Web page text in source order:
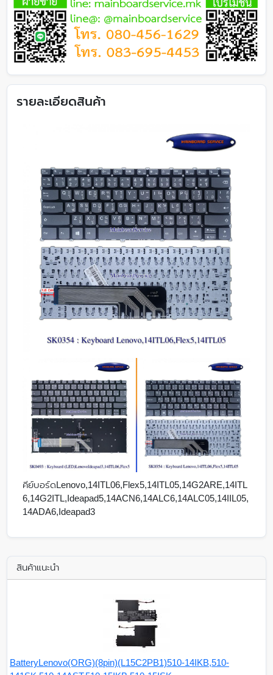
รายละเอียดสินค้า
คีย์บอร์ดLenovo,14ITL06,Flex5,14ITL05,14G2ARE,14ITL
6,14G2ITL,Ideapad5,14ACN6,14ALC6,14ALC05,14IIL05,
14ADA6,Ideapad3
สินค้าแนะนำ
BatteryLenovo(ORG)(8pin)(L15C2PB1)510-14IKB,510-